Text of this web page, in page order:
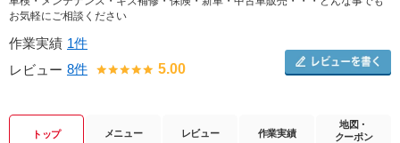
お気軽にご相談ください
作業実績 1件
レビュー 8件 5.00
トップ メニュー レビュー 作業実績
地図・
クーポン